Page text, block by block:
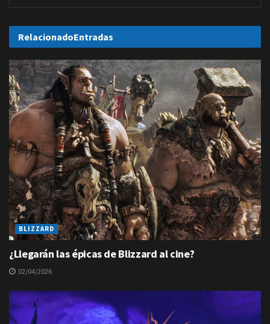
RelacionadoEntradas
BLIZZARD
¿Llegarán las épicas de Blizzard al cine?
02/04/2026